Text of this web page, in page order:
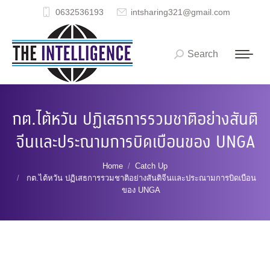
0632536193 intsharing321@gmail.com
Search:
Search
กต.ไต้หวัน ปฏิเสธการรวมชาติอย่างสันติ
จีนและประณามการบิดเบือนของ UNGA
Home
Catch Up
กต.ไต้หวัน ปฏิเสธการรวมชาติอย่างสันติจีนและประณามการบิดเบือน
ของ UNGA